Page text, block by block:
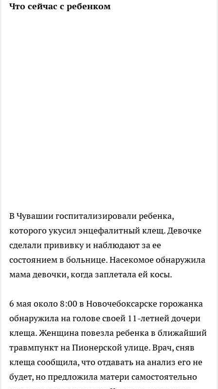
Что сейчас с ребенком
В Чувашии госпитализировали ребенка,
которого укусил энцефалитный клещ. Девочке
сделали прививку и наблюдают за ее
состоянием в больнице. Насекомое обнаружила
мама девочки, когда заплетала ей косы.
6 мая около 8:00 в Новочебоксарске горожанка
обнаружила на голове своей 11-летней дочери
клеща. Женщина повезла ребенка в ближайший
травмпункт на Пионерской улице. Врач, сняв
клеща сообщила, что отдавать на анализ его не
будет, но предложила матери самостоятельно